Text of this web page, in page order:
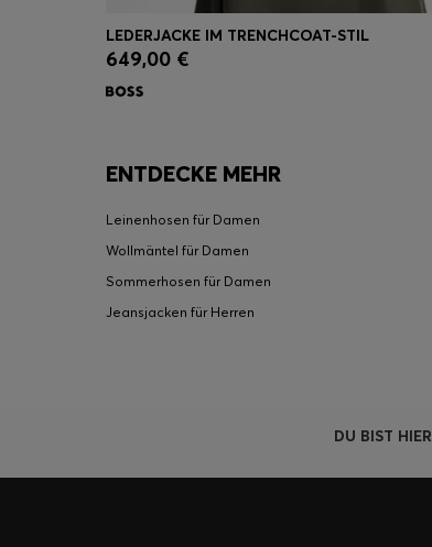
Schnelleinkauf
LEDERJACKE IM TRENCHCOAT-STIL
649,00 €
ENTDECKE MEHR
Leinenhosen für Damen
Wollmäntel für Damen
Sommerhosen für Damen
Jeansjacken für Herren
DU BIST HIER